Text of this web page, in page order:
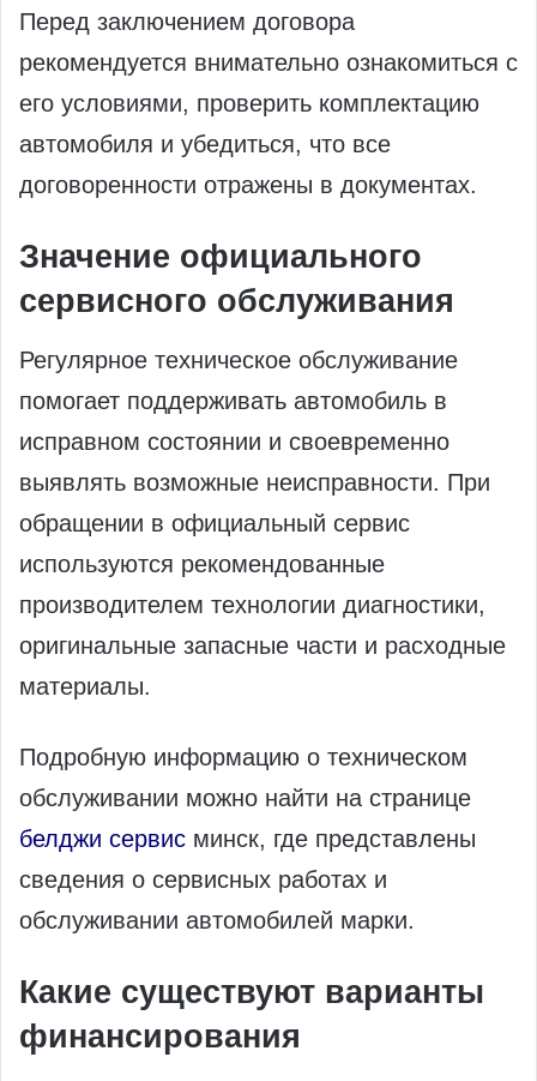
Перед заключением договора
рекомендуется внимательно ознакомиться с
его условиями, проверить комплектацию
автомобиля и убедиться, что все
договоренности отражены в документах.
Значение официального
сервисного обслуживания
Регулярное техническое обслуживание
помогает поддерживать автомобиль в
исправном состоянии и своевременно
выявлять возможные неисправности. При
обращении в официальный сервис
используются рекомендованные
производителем технологии диагностики,
оригинальные запасные части и расходные
материалы.
Подробную информацию о техническом
обслуживании можно найти на странице
белджи сервис минск, где представлены
сведения о сервисных работах и
обслуживании автомобилей марки.
Какие существуют варианты
финансирования